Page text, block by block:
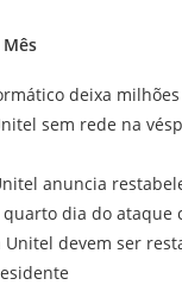
deixa
sem rede na
anuncia
quarto dia do ataque
Unitel devem ser